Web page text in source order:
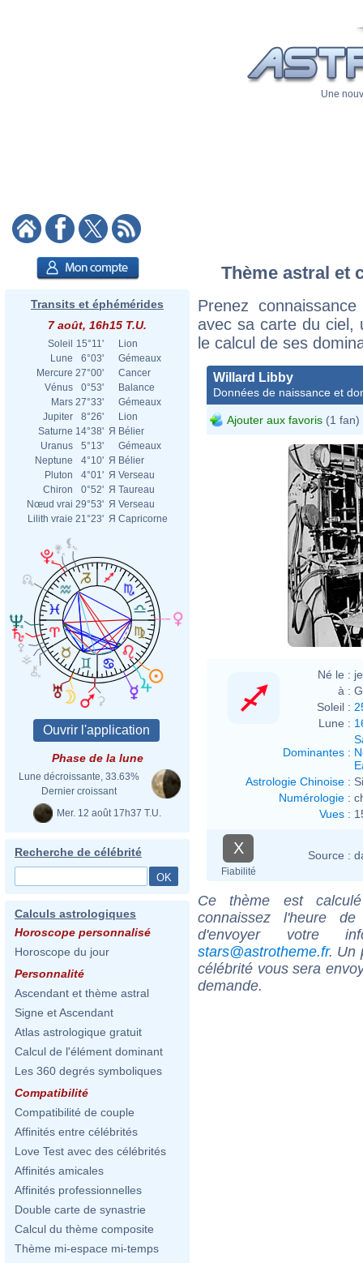
Une
Transits et éphémérides
7 août, 16h15 T.U.
Soleil 15°11'
Lion
Lune
6°03'
Gémeaux
Mercure 27°00'
Cancer
Vénus
0°53'
Balance
Mars 27°33'
Gémeaux
Jupiter
8°26'
Lion
Saturne 14°38' Я Bélier
Uranus
5°13'
Gémeaux
Neptune
4°10' Я Bélier
Pluton
4°01' Я Verseau
Chiron
0°52' Я Taureau
Nœud vrai 29°53' Я Verseau
Lilith vraie 21°23' Я Capricorne
Phase de la lune
Lune décroissante, 33.63%
Dernier croissant
Mer. 12 août 17h37 T.U.
Recherche de célébrité
Calculs astrologiques
Horoscope personnalisé
Horoscope du jour
Personnalité
Ascendant et thème astral
Signe et Ascendant
Atlas astrologique gratuit
Calcul de l'élément dominant
Les 360 degrés symboliques
Compatibilité
Compatibilité de couple
Affinités entre célébrités
Love Test avec des célébrités
Affinités amicales
Affinités professionnelles
Double carte de synastrie
Calcul du thème composite
Thème mi-espace mi-temps
Thème astral et
Prenez
avec sa carte du ciel,
le calcul de ses
Willard Libby
Données de naissance et
Ajouter aux favoris (1 fan)
Né le :
à :
Soleil :
Lune :
Dominantes :
Astrologie Chinoise :
Numérologie :
Vues :
X
Fiabilité
Source :
Ce thème est
connaissez l'heure
d'envoyer votre
stars@astrotheme.fr. Un
célébrité vous sera
demande.